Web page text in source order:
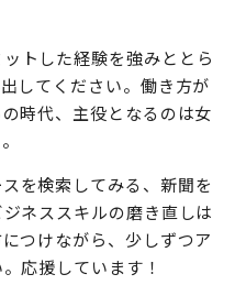
います。
ている女性たちにエールを
トした経験を強みととら
してください。働き方が
時代、主役となるのは女
を検索してみる、新聞を
ネススキルの磨き直しは